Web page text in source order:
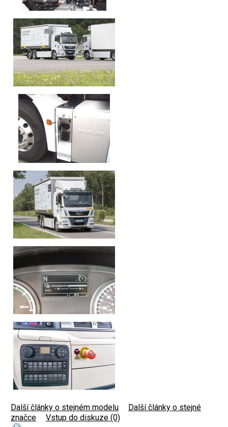
Další články o stejném modelu
Další články o stejné
značce
Vstup do diskuze (0)